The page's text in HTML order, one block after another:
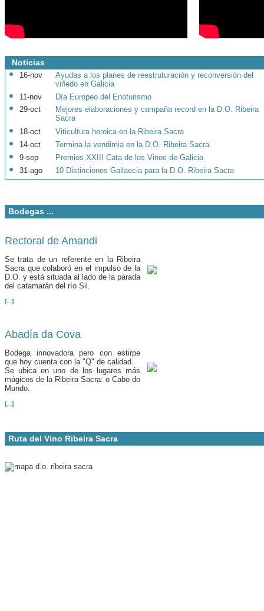
Noticias
16-nov
Ayudas a los planes de reestruturación y reconversión del
viñedo en Galicia
11-nov
Día Europeo del Enoturismo
29-oct
Mejores elaboraciones y campaña record en la D.O. Ribeira
Sacra
18-oct
Viticultura heroica en la Ribeira Sacra
14-oct
Termina la vendimia en la D.O. Ribeira Sacra
9-sep
Premios XXIII Cata de los Vinos de Galicia
31-ago
10 Distinciones Gallaecia para la D.O. Ribeira Sacra
Bodegas ...
Rectoral de Amandi
Se trata de un referente en la Ribeira
Sacra que colaboró en el impulso de la
D.O. y está situada al lado de la parada
del catamarán del río Sil.
[...]
Abadía da Cova
Bodega innovadora pero con estirpe
que hoy cuenta con la "Q" de calidad.
Se ubica en uno de los lugares más
mágicos de la Ribeira Sacra: o Cabo do
Mundo.
[...]
Ruta del Vino Ribeira Sacra